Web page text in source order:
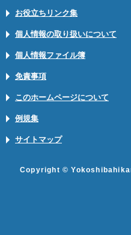
お役立ちリンク集
個人情報の取り扱いについて
個人情報ファイル簿
免責事項
このホームページについて
例規集
サイトマップ
Copyright ©